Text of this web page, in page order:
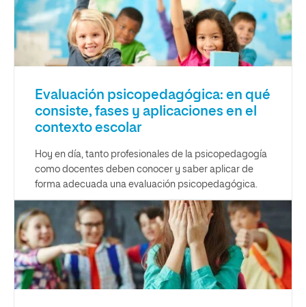
Evaluación psicopedagógica: en qué
consiste, fases y aplicaciones en el
contexto escolar
Hoy en día, tanto profesionales de la psicopedagogía
como docentes deben conocer y saber aplicar de
forma adecuada una evaluación psicopedagógica.